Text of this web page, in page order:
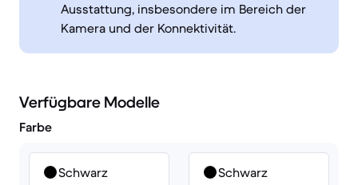
Ausstattung, insbesondere im Bereich der
Kamera und der Konnektivität.
Verfügbare Modelle
Farbe
Schwarz Schwarz